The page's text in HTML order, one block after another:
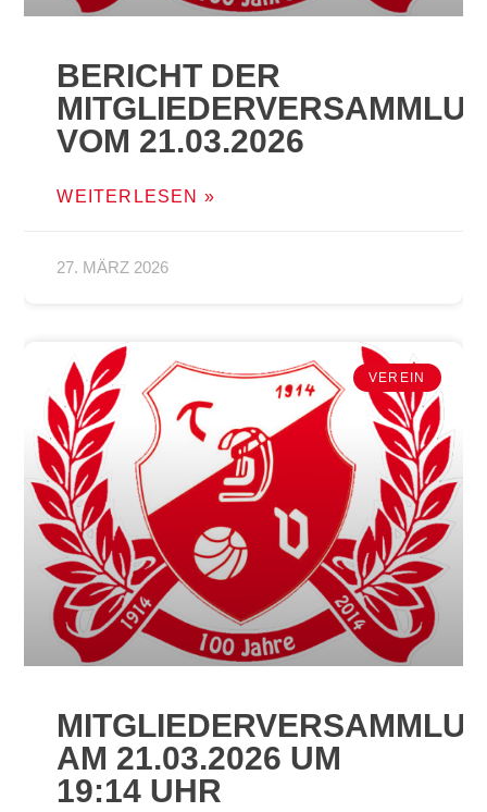
BERICHT DER
VOM 21.03.2026
WEITERLESEN »
27. MÄRZ 2026
VEREIN
AM 21.03.2026 UM
19:14 UHR